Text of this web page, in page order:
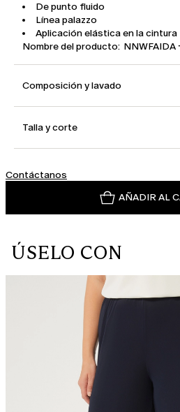
De punto fluido
Línea palazzo
Aplicación elástica en la cintura
Nombre del producto: NNWFAIDA
Composición y lavado
Talla y corte
Contáctanos
AÑADIR AL
ÚSELO CON